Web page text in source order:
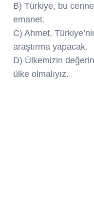
B) Türkiye, bu
emanet.
C) Ahmet,
araştırma yapacak.
D) Ülkemizin
ülke olmalıyız.